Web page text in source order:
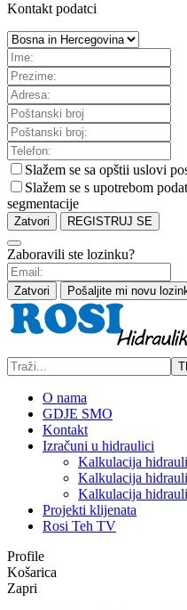
Kontakt podatci
Slažem se sa opštii uslovi
Slažem se s upotrebom
segmentacije
Zatvori REGISTRUJ SE
Zaboravili ste lozinku?
Zatvori Pošaljite mi novu
O nama
GDJE SMO
Kontakt
Izračuni u hidraulici
Kalkulacija
Kalkulacija
Kalkulacija
Projekti klijenata
Rosi Teh TV
Profile
Košarica
Zapri